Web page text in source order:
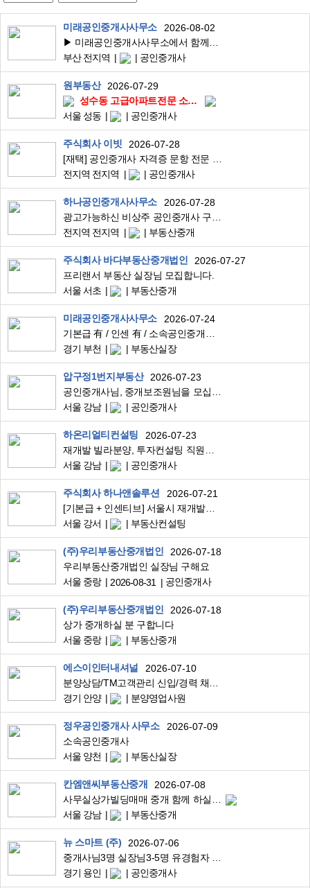
미래공인중개사사무소
2026-08-02
부산 전지역
공인중개사
원부동산
2026-07-29
성수동 고급아파트전문 소속공인중개사, 중개보조원 모십니다.
서울 성동
공인중개사
주식회사 이빗
2026-07-28
전지역 전지역
공인중개사
하나공인중개사사무소
2026-07-28
전지역 전지역
부동산중개
주식회사 바다부동산중개법인
2026-07-27
프리랜서 부동산 실장님 모집합니다.
서울 서초
부동산중개
미래공인중개사사무소
2026-07-24
경기 부천
부동산실장
압구정1번지부동산
2026-07-23
서울 강남
공인중개사
하온리얼티컨설팅
2026-07-23
서울 강남
공인중개사
주식회사 하나앤솔루션
2026-07-21
서울 강서
부동산컨설팅
(주)우리부동산중개법인
2026-07-18
우리부동산중개법인 실장님 구해요
서울 중랑
2026-08-31 공인중개사
(주)우리부동산중개법인
2026-07-18
상가 중개하실 분 구합니다
서울 중랑
부동산중개
에스이인터내셔널
2026-07-10
경기 안양
분양영업사원
정우공인중개사 사무소
2026-07-09
소속공인중개사
서울 양천
부동산실장
칸엠앤씨부동산중개
2026-07-08
서울 강남
부동산중개
뉴 스마트 (주)
2026-07-06
경기 용인
공인중개사